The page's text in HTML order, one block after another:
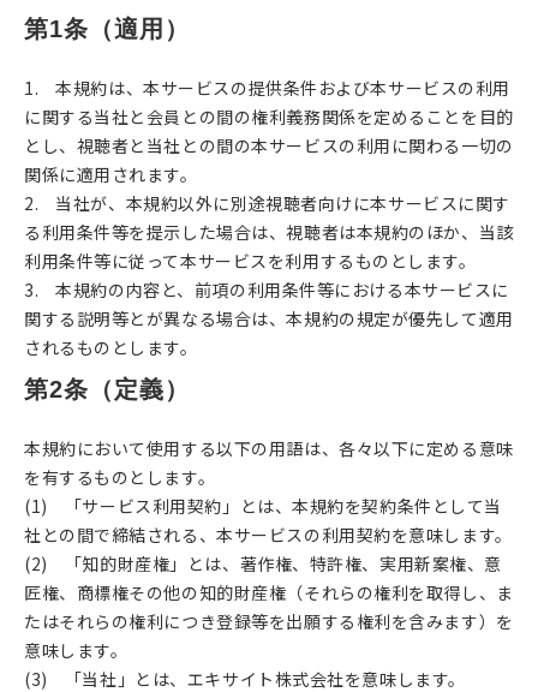
第1条（適用）
1. 本規約は、本サービスの提供条件および本サービスの利用
に関する当社と会員との間の権利義務関係を定めることを目的
とし、視聴者と当社との間の本サービスの利用に関わる一切の
関係に適用されます。
2. 当社が、本規約以外に別途視聴者向けに本サービスに関す
る利用条件等を提示した場合は、視聴者は本規約のほか、当該
利用条件等に従って本サービスを利用するものとします。
3. 本規約の内容と、前項の利用条件等における本サービスに
関する説明等とが異なる場合は、本規約の規定が優先して適用
されるものとします。
第2条（定義）
本規約において使用する以下の用語は、各々以下に定める意味
を有するものとします。
(1) 「サービス利用契約」とは、本規約を契約条件として当
社との間で締結される、本サービスの利用契約を意味します。
(2) 「知的財産権」とは、著作権、特許権、実用新案権、意
匠権、商標権その他の知的財産権（それらの権利を取得し、ま
たはそれらの権利につき登録等を出願する権利を含みます）を
意味します。
(3) 「当社」とは、エキサイト株式会社を意味します。